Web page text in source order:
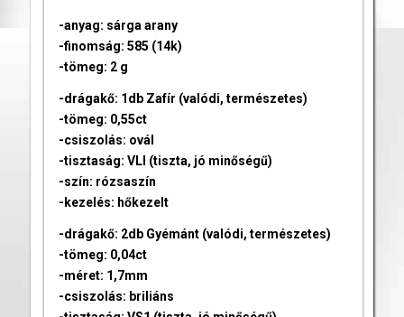
-anyag: sárga arany
-finomság: 585 (14k)
-tömeg: 2 g
-drágakő: 1db Zafír (valódi, természetes)
-tömeg: 0,55ct
-csiszolás: ovál
-tisztaság: VLI (tiszta, jó minőségű)
-szín: rózsaszín
-kezelés: hőkezelt
-drágakő: 2db Gyémánt (valódi, természetes)
-tömeg: 0,04ct
-méret: 1,7mm
-csiszolás: briliáns